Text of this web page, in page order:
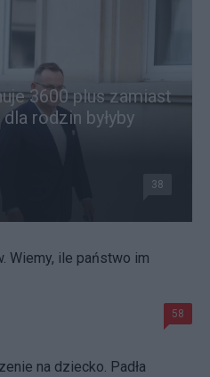
3600 plus zamiast
rodzin byłyby
38
Wiemy, ile państwo im
58
na dziecko. Padła